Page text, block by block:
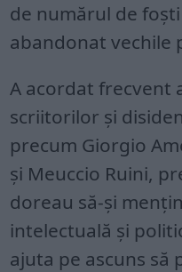
de numărul de
abandonat vechile
A acordat frecvent
scriitorilor și
precum Giorgio
și Meuccio Ruini,
doreau să-și
intelectuală și
ajuta pe ascuns să